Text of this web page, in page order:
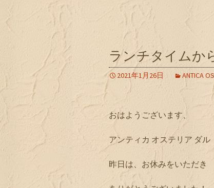
ランチタイムか
2021年1月26日 ANTICA
おはようございます、
アンティカ オステリア ダ
昨日は、お休みをいただき